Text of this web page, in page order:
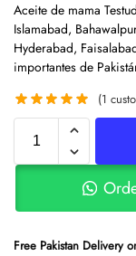
Aceite de mama
Islamabad,
Hyderabad,
importantes de
(1
Free Pakistan Delivery